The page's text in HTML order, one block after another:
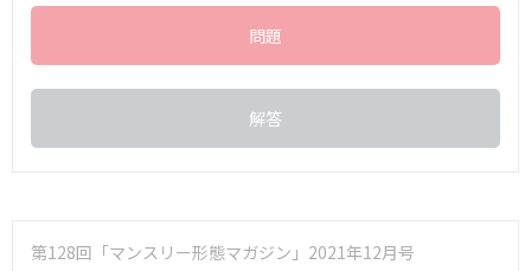
問題
解答
第128回「マンスリー形態マガジン」2021年12月号